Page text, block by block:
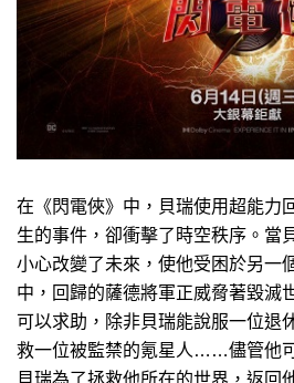
在《閃電俠》中，貝瑞使用超能力
生的事件，卻衝擊了時空秩序。當
小心改變了未來，使他受困於另一
中，回歸的薩德將軍正威脅著毀滅
可以求助，除非貝瑞能說服一位退
救一位被監禁的氪星人……儘管他